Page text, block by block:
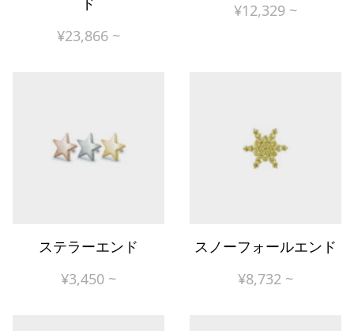
¥23,866 ~
¥12,329 ~
ステラーエンド
¥3,450 ~
スノーフォールエンド
¥8,732 ~